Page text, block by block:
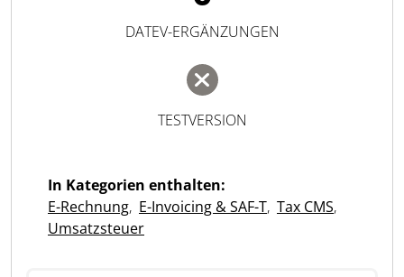
DATEV-ERGÄNZUNGEN
TESTVERSION
In Kategorien enthalten:
E-Rechnung, E-Invoicing & SAF-T, Tax CMS,
Umsatzsteuer